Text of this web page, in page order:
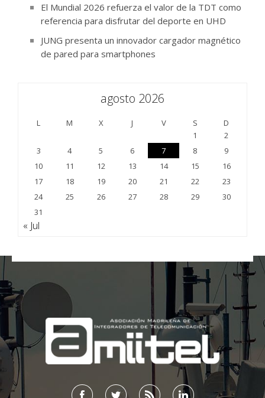
El Mundial 2026 refuerza el valor de la TDT como
referencia para disfrutar del deporte en UHD
JUNG presenta un innovador cargador magnético
de pared para smartphones
agosto 2026
L M X J V S
D
1
2
3
4 5 6 7 8
9
10
11 12 13 14 15
16
17
18 19 20 21 22
23
24
25 26 27 28 29
30
31
« Jul
;